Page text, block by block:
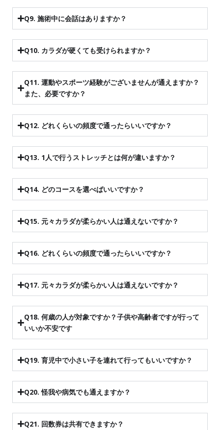
Q9. 施術中に会話はありますか？
Q10. カラダが硬くても受けられますか？
Q11. 運動やスポーツ経験がございませんが通えますか？
また、必要ですか？
Q12. どれくらいの頻度で通ったらいいですか？
Q13. 1人で行うストレッチとは何が違いますか？
Q14. どのコースを選べばいいですか？
Q15. 元々カラダが柔らかい人は通えないですか？
Q16. どれくらいの頻度で通ったらいいですか？
Q17. 元々カラダが柔らかい人は通えないですか？
Q18. 何歳の人が対象ですか？子供や高齢者ですが行って
いいか不安です
Q19. 育児中で小さい子を連れて行ってもいいですか？
Q20. 怪我や病気でも通えますか？
Q21. 回数券は共有できますか？